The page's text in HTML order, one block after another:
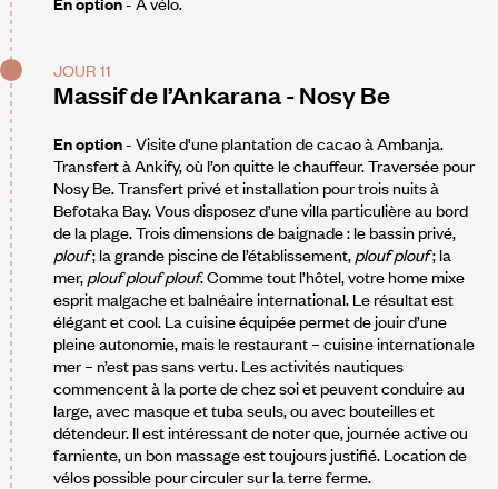
JOUR 11
Massif de l’Ankarana - Nosy Be
En option- Visite d'une plantation de cacao à Ambanja.
Transfert à Ankify, où l’on quitte le chauffeur. Traversée pour
Nosy Be. Transfert privé et installation pour trois nuits à
Befotaka Bay. Vous disposez d’une villa particulière au bord
de la plage. Trois dimensions de baignade : le bassin privé,
plouf; la grande piscine de l’établissement, plouf plouf; la
mer, plouf plouf plouf. Comme tout l’hôtel, votre home mixe
esprit malgache et balnéaire international. Le résultat est
élégant et cool. La cuisine équipée permet de jouir d’une
pleine autonomie, mais le restaurant – cuisine internationale
mer – n’est pas sans vertu. Les activités nautiques
commencent à la porte de chez soi et peuvent conduire au
large, avec masque et tuba seuls, ou avec bouteilles et
détendeur. Il est intéressant de noter que, journée active ou
farniente, un bon massage est toujours justifié. Location de
vélos possible pour circuler sur la terre ferme.